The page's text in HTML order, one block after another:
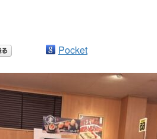
Pocket